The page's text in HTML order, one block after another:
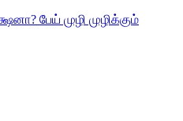
பேய் முழி முழிக்கும்